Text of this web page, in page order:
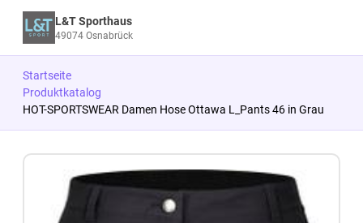
L&T Sporthaus
49074 Osnabrück
Startseite
Produktkatalog
HOT-SPORTSWEAR Damen Hose Ottawa L_Pants 46 in Grau